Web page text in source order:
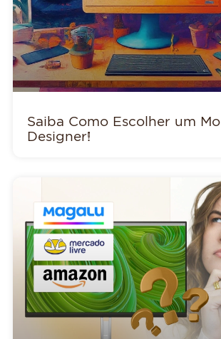
Saiba Como Escolher um
Designer!